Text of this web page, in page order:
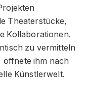
Theaterstücke,
Kollaborationen.
zu vermitteln
öffnete ihm nach
Künstlerwelt.